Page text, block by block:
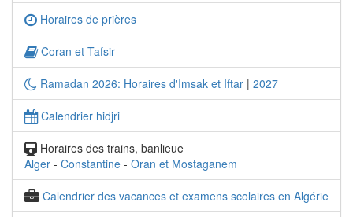
Horaires de prières
Coran et Tafsir
Ramadan 2026: Horaires d'Imsak et Iftar | 2027
Calendrier hidjri
Horaires des trains, banlieue
Alger - Constantine - Oran et Mostaganem
Calendrier des vacances et examens scolaires en Algérie